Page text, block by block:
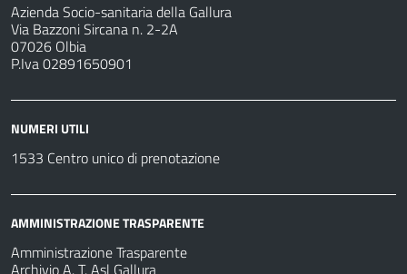
Azienda Socio-sanitaria della Gallura
Via Bazzoni Sircana n. 2-2A
07026 Olbia
P.Iva 02891650901
NUMERI UTILI
1533 Centro unico di prenotazione
AMMINISTRAZIONE TRASPARENTE
Amministrazione Trasparente